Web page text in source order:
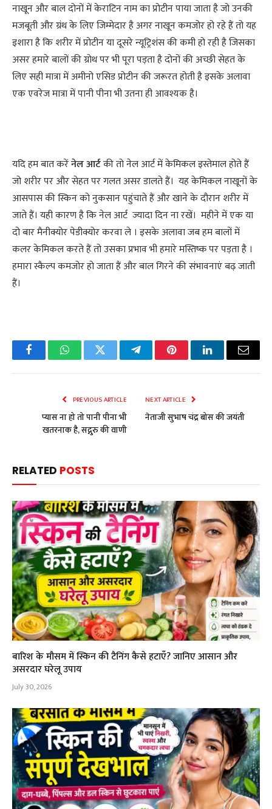
नाखून और बाल दोनों में केराटिन नाम का प्रोटीन पाया जाता है जो उनकी
मजबूती और ग्रंथ के लिए जिम्मेदार है अगर नाखून कमजोर हो रहे हैं तो यह
इशारा है कि शरीर में प्रोटीन या दूसरे न्यूट्रिशंस की कमी हो रही है जिसका
असर हमारे बालों की ग्रोथ पर भी पूरा पड़ता है दोनों की अच्छी सेहत के
लिए सही मात्रा में अमीनो एसिड प्रोटीन की जरूरत होती है इसके अलावा
एक एवरेज मात्रा में पानी पीना भी उतना ही आवश्यक है।
यदि हम बात करेंनेल आर्टकी तो नेल आर्ट में केमिकल इस्तेमाल होते हैं
जो शरीर पर और सेहत पर गलत असर डालते हैं। यह केमिकल नाखूनों के
आसपास की स्किन को नुकसान पहुंचाते हैं और खाने के दौरान शरीर में
जाते हैं। यही कारण है कि नेल आर्ट ज्यादा दिन ना रखें। महीने में एक या
दो बार मैनीक्योर पेडीक्योर करवा ले । इसके अलावा जब हम बालों में
कलर केमिकल करते हैं तो उसका प्रभाव भी हमारे मस्तिष्क पर पड़ता है ।
हमारा स्कैल्प कमजोर हो जाता हैं और बाल गिरने की संभावनाएं बढ़ जाती
हैं।
FacebookWhatsAppTwitter TelegramPinterestLinkedInEmail
PREVIOUS ARTICLE
प्यास ना हो तो पानी पीना भी
खतरनाक है, सद्गुरु की वाणी
NEXT ARTICLE
नेताजी सुभाष चंद्र बोस की जयंती
RELATED POSTS
बारिश के मौसम में स्किन की टैनिंग कैसे हटाएँ? जानिए आसान और
असरदार घरेलू उपाय
July 30, 2026